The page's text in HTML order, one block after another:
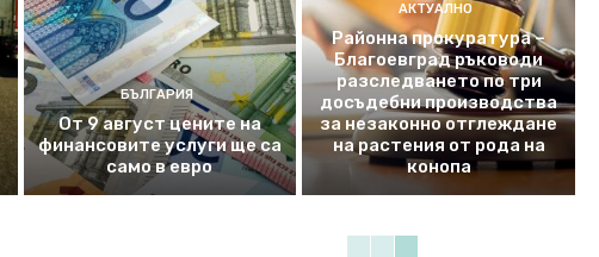
БЪЛГАРИЯ
От 9 август цените на
финансовите услуги ще са
само в евро
АКТУАЛНО
Районна прокуратура –
Благоевград ръководи
разследването по три
досъдебни производства
за незаконно отглеждане
на растения от рода на
конопа